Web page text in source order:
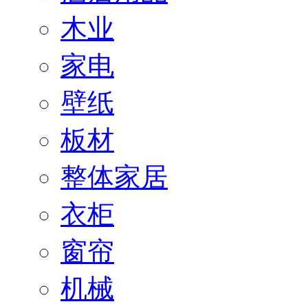
木业
家电
壁纸
板材
整体家居
衣柜
窗帘
机械